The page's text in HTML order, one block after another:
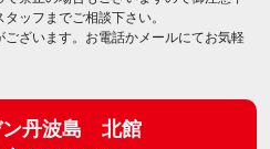
ッフまでご相談下さい。
ざいます。お電話かメールにてお気軽
ン丹波島 北館